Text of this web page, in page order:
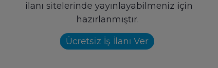
ilanı sitelerinde yayınlayabilmeniz için
hazırlanmıştır.
Ücretsiz İş İlanı Ver